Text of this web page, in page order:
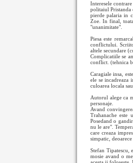
Interesele
politaiul Pristanda
pierde palaria in
Zoe. In final,
"unanimitate".
Piesa este
conflictului.
altele secundare
Complicatiile se
conflict. (tehnica
Caragiale insa,
ele se incadreaza
culoarea locala
Autorul alege ca
personaje.
Avand
Trahanache este
Posedand o
nu le are".
care creaza
simpatic,
Stefan
mosie avand o